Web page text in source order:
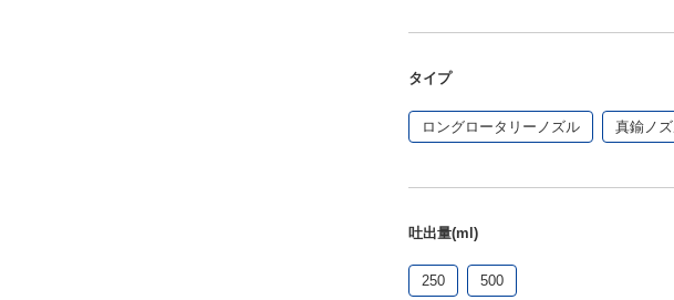
タイプ
ロングロータリーノズル 真鍮ノ
吐出量(ml)
250 500